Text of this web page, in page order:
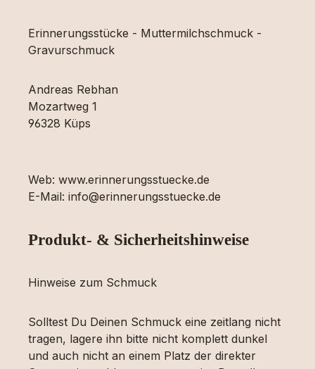
Erinnerungsstücke - Muttermilchschmuck -
Gravurschmuck
Andreas Rebhan
Mozartweg 1
96328 Küps
Web: www.erinnerungsstuecke.de
E-Mail: info@erinnerungsstuecke.de
Produkt- & Sicherheitshinweise
Hinweise zum Schmuck
Solltest Du Deinen Schmuck eine zeitlang nicht
tragen, lagere ihn bitte nicht komplett dunkel
und auch nicht an einem Platz der direkter